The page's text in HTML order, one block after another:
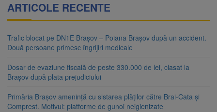
ARTICOLE RECENTE
Trafic blocat pe DN1E Brașov – Poiana Brașov după un accident.
Două persoane primesc îngrijiri medicale
Dosar de evaziune fiscală de peste 330.000 de lei, clasat la
Brașov după plata prejudiciului
Primăria Brașov amenință cu sistarea plăților către Brai-Cata și
Comprest. Motivul: platforme de gunoi neigienizate